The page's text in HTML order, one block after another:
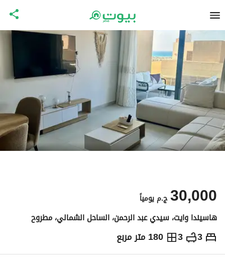
ج.م30,000 يومياً
هاسيندا وايت، سيدي عبد الرحمن، الساحل الشمالي، مطروح
3
3 180 متر مربع ج.م30,000يومياً